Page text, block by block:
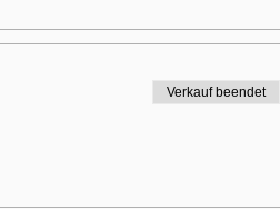
Verkauf beendet